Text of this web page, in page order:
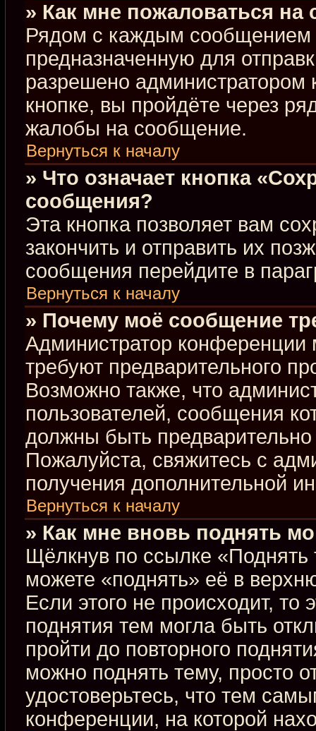
» Как мне пожаловаться
Рядом с каждым сообщением
предназначенную для
разрешено
кнопке, вы пройдёте через
жалобы на сообщение.
Вернуться к началу
» Что означает кнопка
сообщения?
Эта кнопка позволяет вам
закончить и отправить их
сообщения перейдите в
Вернуться к началу
» Почему моё сообщение
Администратор
требуют предварительного
Возможно также, что
пользователей, сообщения
должны быть
Пожалуйста, свяжитесь с
получения дополнительной
Вернуться к началу
» Как мне вновь поднять
Щёлкнув по ссылке
можете «поднять» её в
Если этого не происходит, то
поднятия тем могла быть
пройти до повторного
можно поднять тему, просто
удостоверьтесь, что тем
конференции, на которой